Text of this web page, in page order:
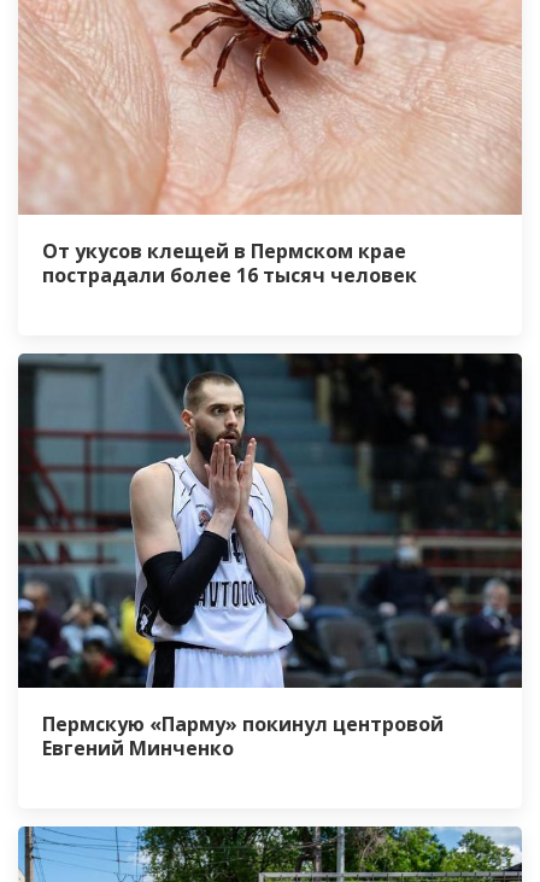
От укусов клещей в Пермском крае
пострадали более 16 тысяч человек
Пермскую «Парму» покинул центровой
Евгений Минченко